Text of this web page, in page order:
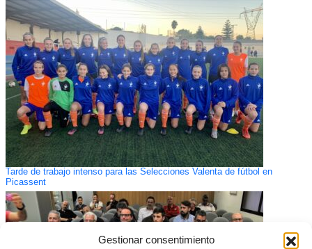
Gestionar consentimiento
Tarde de trabajo intenso para las Selecciones Valenta de fútbol en
Picassent